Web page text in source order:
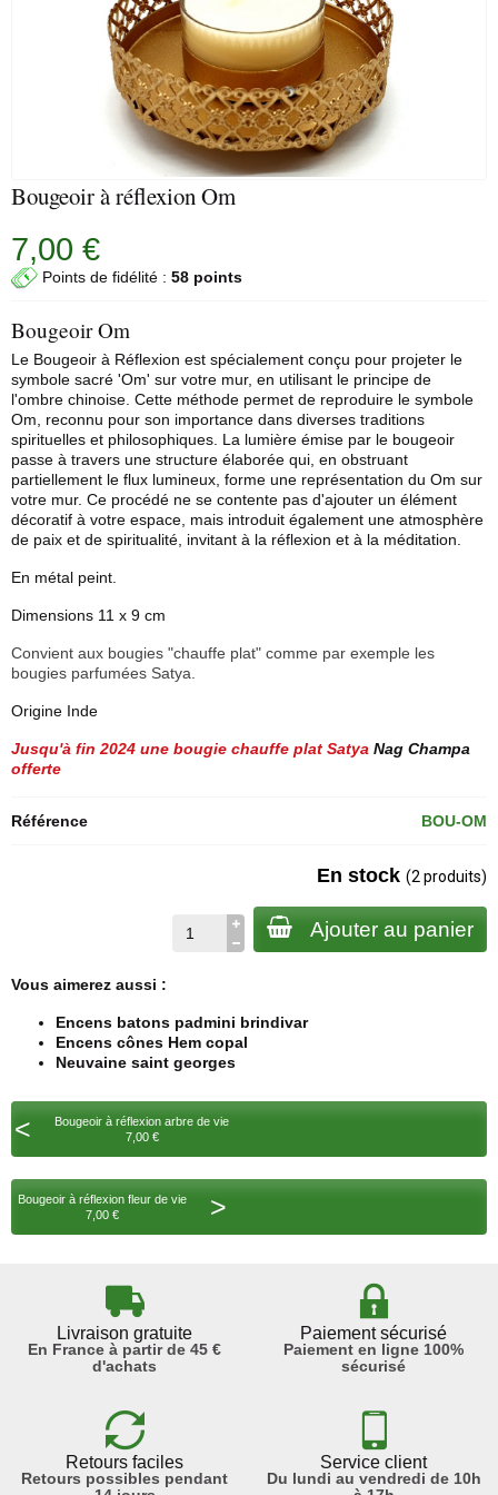
Bougeoir à réflexion Om
7,00 €
Points de fidélité : 58 points
Bougeoir Om
Le Bougeoir à Réflexion est spécialement conçu pour projeter le
symbole sacré 'Om' sur votre mur, en utilisant le principe de
l'ombre chinoise. Cette méthode permet de reproduire le symbole
Om, reconnu pour son importance dans diverses traditions
spirituelles et philosophiques. La lumière émise par le bougeoir
passe à travers une structure élaborée qui, en obstruant
partiellement le flux lumineux, forme une représentation du Om sur
votre mur. Ce procédé ne se contente pas d'ajouter un élément
décoratif à votre espace, mais introduit également une atmosphère
de paix et de spiritualité, invitant à la réflexion et à la méditation.
En métal peint.
Dimensions 11 x 9 cm
Convient aux bougies "chauffe plat" comme par exemple les
bougies parfumées Satya.
Origine Inde
Jusqu'à fin 2024 une bougie chauffe plat Satya Nag Champa
offerte
Référence BOU-OM
En stock (2 produits)
Ajouter au panier
Vous aimerez aussi :
Encens batons padmini brindivar
Encens cônes Hem copal
Neuvaine saint georges
<
Bougeoir à réflexion arbre de vie
7,00 €
Bougeoir à réflexion fleur de vie
7,00 €
>
Livraison gratuite
En France à partir de 45 €
d'achats
Paiement sécurisé
Paiement en ligne 100%
sécurisé
Retours faciles
Retours possibles pendant
Service client
Du lundi au vendredi de 10h